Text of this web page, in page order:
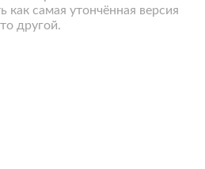
самая утончённая версия
другой.